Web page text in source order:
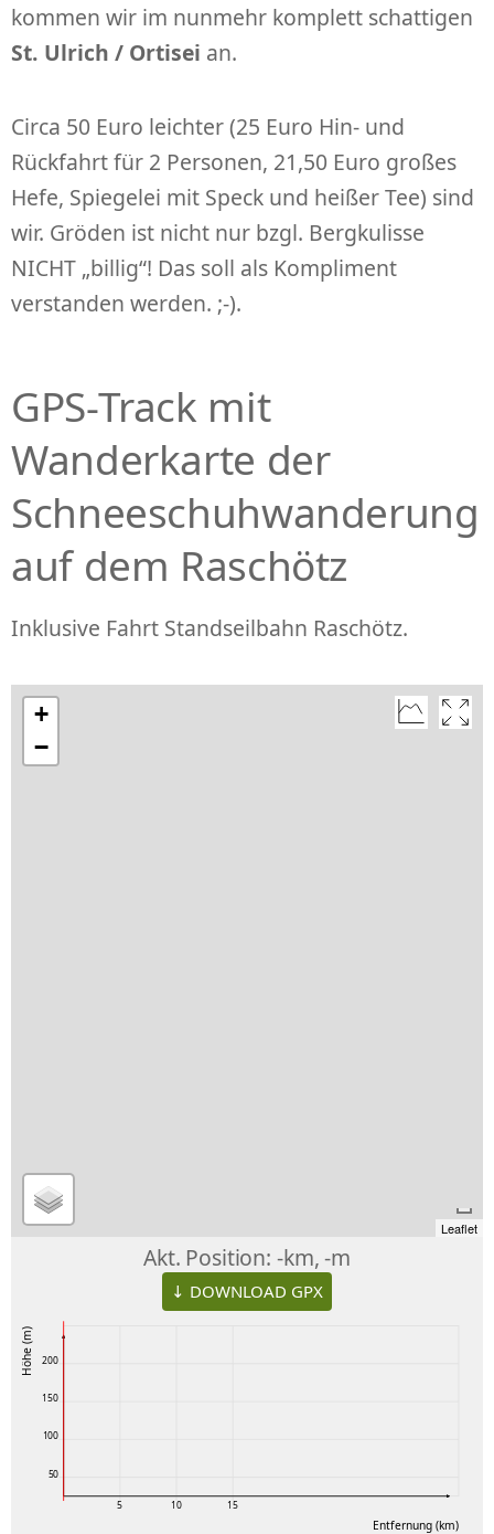
kommen wir im nunmehr komplett schattigen
St. Ulrich / Ortisei an.
Circa 50 Euro leichter (25 Euro Hin- und
Rückfahrt für 2 Personen, 21,50 Euro großes
Hefe, Spiegelei mit Speck und heißer Tee) sind
wir. Gröden ist nicht nur bzgl. Bergkulisse
NICHT „billig“! Das soll als Kompliment
verstanden werden. ;-).
GPS-Track mit
Wanderkarte der
Schneeschuhwanderung
auf dem Raschötz
Inklusive Fahrt Standseilbahn Raschötz.
+
−
Leaflet
Akt. Position: -km, -m
↓ DOWNLOAD GPX
50
100
150
200
5 10 15
Entfernung (km)
Höhe (m)